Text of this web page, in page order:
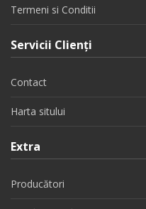
Termeni si Conditii
Servicii Clienţi
Contact
Harta sitului
Extra
Producători